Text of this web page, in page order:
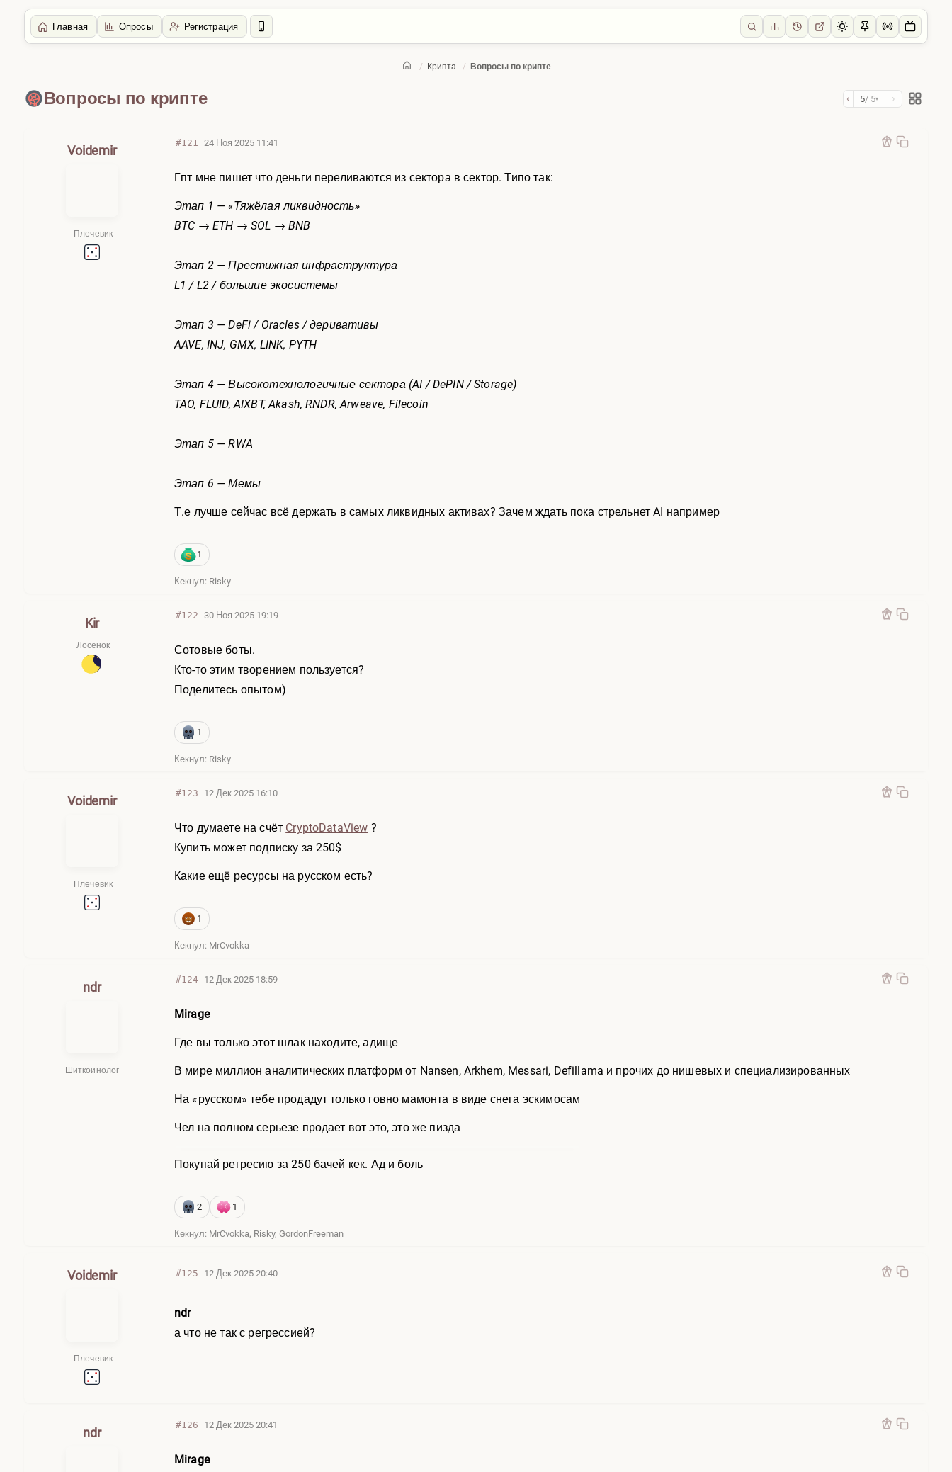
Главная Опросы Регистрация
/ Крипта / Вопросы по крипте
Главная / Крипта
Вопросы по крипте ‹ 5/ 5▾ ›
Voidemir
Плечевик
#121 24 Ноя 2025 11:41
Гпт мне пишет что деньги переливаются из сектора в сектор. Типо так:
Этап 1 — «Тяжёлая ликвидность»
BTC → ETH → SOL → BNB
Этап 2 — Престижная инфраструктура
L1 / L2 / большие экосистемы
Этап 3 — DeFi / Oracles / деривативы
AAVE, INJ, GMX, LINK, PYTH
Этап 4 — Высокотехнологичные сектора (AI / DePIN / Storage)
TAO, FLUID, AIXBT, Akash, RNDR, Arweave, Filecoin
Этап 5 — RWA
Этап 6 — Мемы
Т.е лучше сейчас всё держать в самых ликвидных активах? Зачем ждать пока стрельнет AI например
1
Кекнул: Risky
Kir
Лосенок
#122 30 Ноя 2025 19:19
Сотовые боты.
Кто-то этим творением пользуется?
Поделитесь опытом)
1
Кекнул: Risky
Voidemir
Плечевик
#123 12 Дек 2025 16:10
Что думаете на счёт CryptoDataView ?
Купить может подписку за 250$
Какие ещё ресурсы на русском есть?
1
Кекнул: MrCvokka
ndr
Шиткоинолог
#124 12 Дек 2025 18:59
Mirage
Где вы только этот шлак находите, адище
В мире миллион аналитических платформ от Nansen, Arkhem, Messari, Defillama и прочих до нишевых и специализированных
На «русском» тебе продадут только говно мамонта в виде снега эскимосам
Чел на полном серьезе продает вот это, это же пизда
Покупай регресию за 250 бачей кек. Ад и боль
2 1
Кекнул: MrCvokka, Risky, GordonFreeman
Voidemir
Плечевик
#125 12 Дек 2025 20:40
ndr
а что не так с регрессией?
ndr
#126 12 Дек 2025 20:41
Mirage